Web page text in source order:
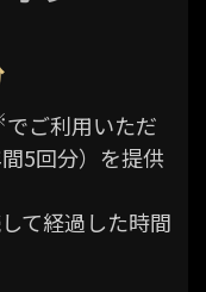
でご利用いただ
5回分）を提供
て経過した時間